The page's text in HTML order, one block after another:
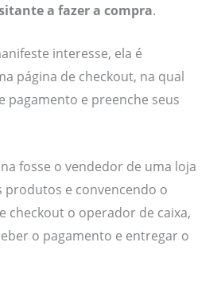
a fazer a compra.
interesse, ela é
página de checkout, na qual
pagamento e preenche seus
fosse o vendedor de uma loja
produtos e convencendo o
checkout o operador de caixa,
o pagamento e entregar o